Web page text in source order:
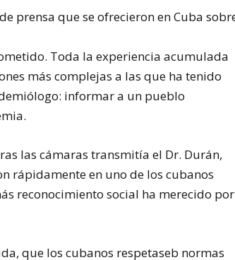
prensa que se ofrecieron en Cuba
Toda la experiencia acumulada
más complejas a las que ha tenido
informar a un pueblo
las cámaras transmitía el Dr. Durán,
rápidamente en uno de los cubanos
reconocimiento social ha merecido por
que los cubanos respetaseb normas